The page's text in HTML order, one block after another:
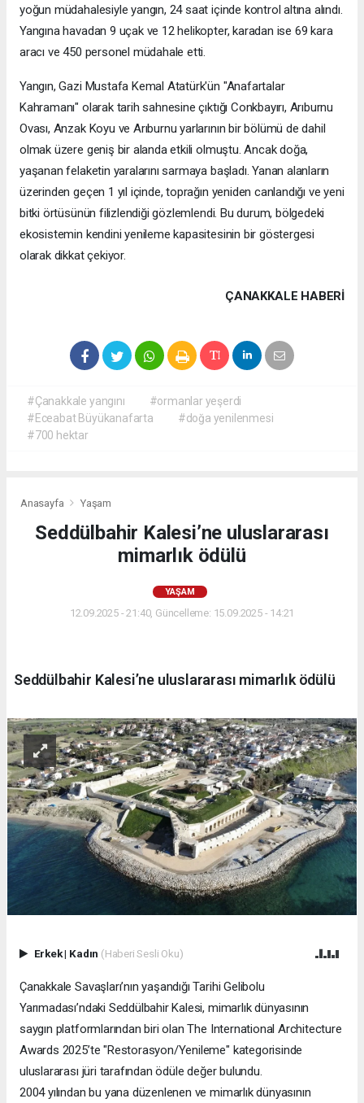
yoğun müdahalesiyle yangın, 24 saat içinde kontrol altına alındı.
Yangına havadan 9 uçak ve 12 helikopter, karadan ise 69 kara
aracı ve 450 personel müdahale etti.
Yangın, Gazi Mustafa Kemal Atatürk'ün "Anafartalar
Kahramanı" olarak tarih sahnesine çıktığı Conkbayırı, Arıburnu
Ovası, Anzak Koyu ve Arıburnu yarlarının bir bölümü de dahil
olmak üzere geniş bir alanda etkili olmuştu. Ancak doğa,
yaşanan felaketin yaralarını sarmaya başladı. Yanan alanların
üzerinden geçen 1 yıl içinde, toprağın yeniden canlandığı ve yeni
bitki örtüsünün filizlendiği gözlemlendi. Bu durum, bölgedeki
ekosistemin kendini yenileme kapasitesinin bir göstergesi
olarak dikkat çekiyor.
ÇANAKKALE HABERİ
#Çanakkale yangını
#ormanlar yeşerdi
#Eceabat Büyükanafarta
#doğa yenilenmesi
#700 hektar
Anasayfa Yaşam
Seddülbahir Kalesi’ne uluslararası
mimarlık ödülü
YAŞAM
12.09.2025 - 21:40, Güncelleme: 15.09.2025 - 14:21
Seddülbahir Kalesi’ne uluslararası mimarlık ödülü
Erkek| Kadın (Haberi Sesli Oku)
Çanakkale Savaşları’nın yaşandığı Tarihi Gelibolu
Yarımadası’ndaki Seddülbahir Kalesi, mimarlık dünyasının
saygın platformlarından biri olan The International Architecture
Awards 2025’te "Restorasyon/Yenileme" kategorisinde
uluslararası jüri tarafından ödüle değer bulundu.
2004 yılından bu yana düzenlenen ve mimarlık dünyasının